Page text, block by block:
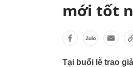
mới tốt
Tại buổi lễ trao